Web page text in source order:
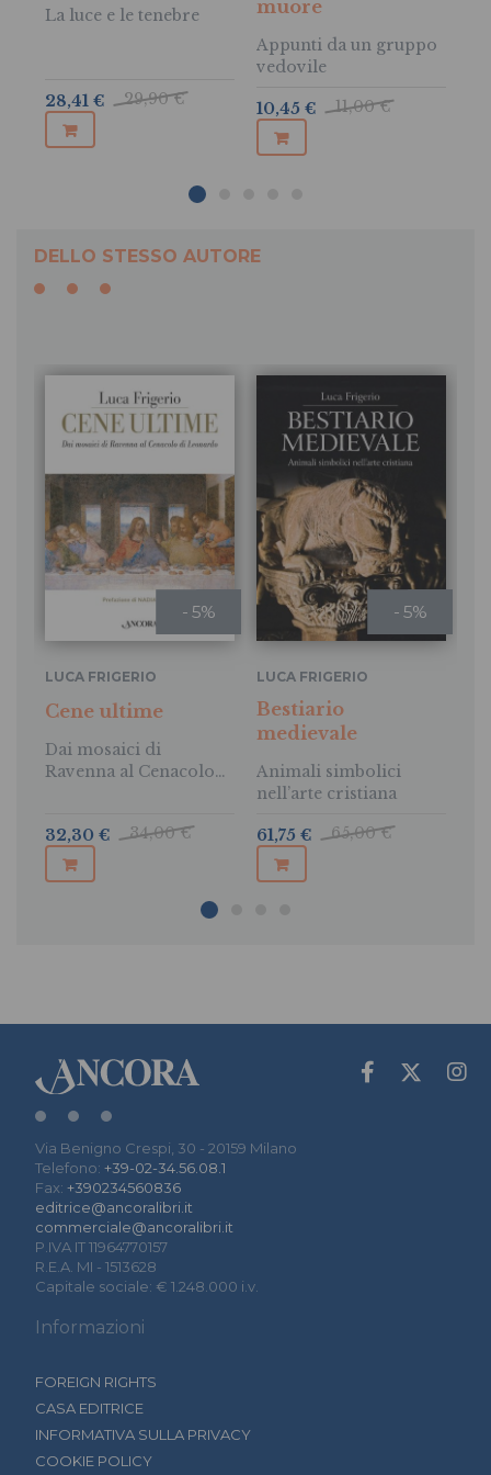
La luce e le tenebre
29,90 €
28,41 €
muore
Appunti da un gruppo
vedovile
11,00 €
10,45 €
DELLO STESSO AUTORE
- 5%
LUCA FRIGERIO
Cene ultime
Dai mosaici di
Ravenna al Cenacolo
34,00 €
32,30 €
- 5%
LUCA FRIGERIO
Bestiario
medievale
Animali simbolici
nell’arte cristiana
65,00 €
61,75 €
Via Benigno Crespi, 30 - 20159 Milano
Telefono: +39-02-34.56.08.1
Fax: +390234560836
editrice@ancoralibri.it
commerciale@ancoralibri.it
P.IVA IT 11964770157
R.E.A. MI - 1513628
Capitale sociale: € 1.248.000 i.v.
Informazioni
FOREIGN RIGHTS
CASA EDITRICE
INFORMATIVA SULLA PRIVACY
COOKIE POLICY